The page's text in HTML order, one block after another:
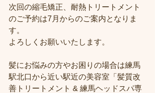
次回の縮毛矯正、耐熱トリートメント
のご予約は7月からのご案内となりま
す。
よろしくお願いいたします。
髪にお悩みの方やお困りの場合は練馬
駅北口から近い駅近の美容室「髪質改
善トリートメント & 練馬ヘッドスパ専